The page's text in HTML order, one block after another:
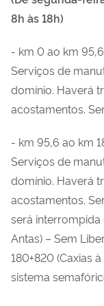
8h às 18h)
- km 0 ao km
Serviços de
domínio. Haverá
acostamentos.
- km 95,6 ao km
Serviços de
domínio. Haverá
acostamentos.
será interrompida
Antas) – Sem
180+820 (Caxias
sistema